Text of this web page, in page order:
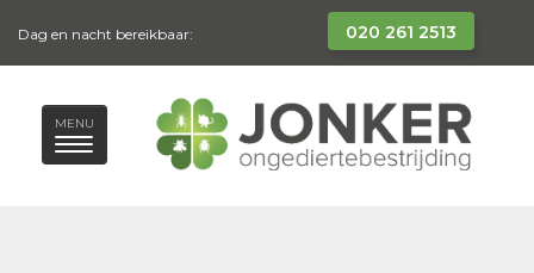
Dag en nacht bereikbaar: 020 261 2513
MENU